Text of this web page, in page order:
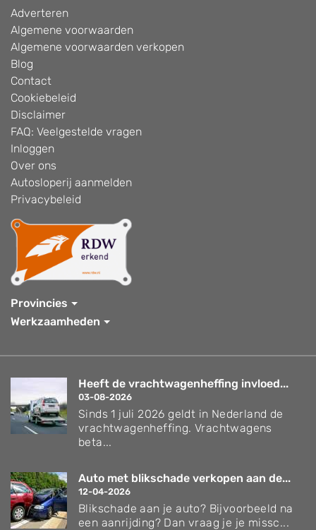
Adverteren
Algemene voorwaarden
Algemene voorwaarden verkopen
Blog
Contact
Cookiebeleid
Disclaimer
FAQ: Veelgestelde vragen
Inloggen
Over ons
Autosloperij aanmelden
Privacybeleid
Provincies
Werkzaamheden
Heeft de vrachtwagenheffing invloed...
03-08-2026
Sinds 1 juli 2026 geldt in Nederland de
vrachtwagenheffing. Vrachtwagens
beta...
Auto met blikschade verkopen aan de...
12-04-2026
Blikschade aan je auto? Bijvoorbeeld na
een aanrijding? Dan vraag je je missc...